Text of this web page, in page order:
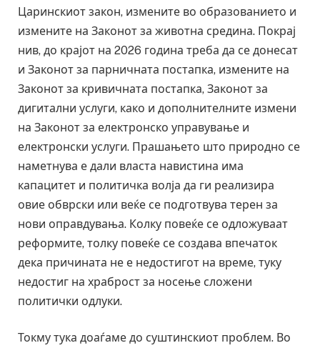
Царинскиот закон, измените во образованието и
измените на Законот за животна средина. Покрај
нив, до крајот на 2026 година треба да се донесат
и Законот за парничната постапка, измените на
Законот за кривичната постапка, Законот за
дигитални услуги, како и дополнителните измени
на Законот за електронско управување и
електронски услуги. Прашањето што природно се
наметнува е дали власта навистина има
капацитет и политичка волја да ги реализира
овие обврски или веќе се подготвува терен за
нови оправдувања. Колку повеќе се одложуваат
реформите, толку повеќе се создава впечаток
дека причината не е недостигот на време, туку
недостиг на храброст за носење сложени
политички одлуки.
Токму тука доаѓаме до суштинскиот проблем. Во